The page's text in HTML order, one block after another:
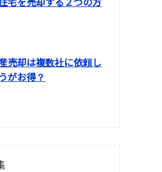
売却は複数社に依頼し
がお得？